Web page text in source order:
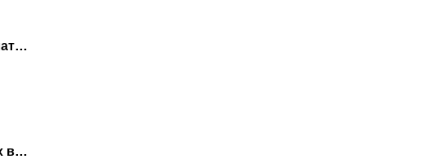
Новая летняя мода в Израиле - декорированные шлепанцы. Как сделать самостоятельно
Гель-лак, чужие тапочки и душ в спортзале: что портит ногти на ногах в Израиле